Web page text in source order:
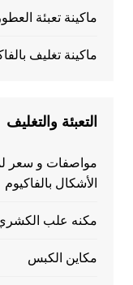
ماكينة تعبئة العطور
ماكينة تغليف
التعبئة والتغليف
مواصفات و سعر
الأشكال بالفاكيوم
مكنه علب
مكاين الكبس